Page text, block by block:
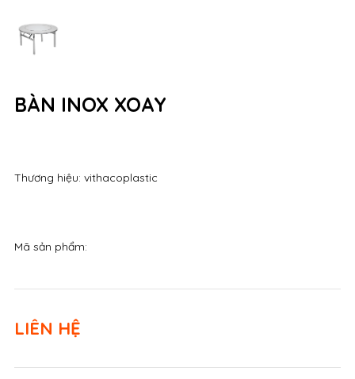
BÀN INOX XOAY
Thương hiệu: vithacoplastic
LIÊN HỆ
Mã sản phẩm: